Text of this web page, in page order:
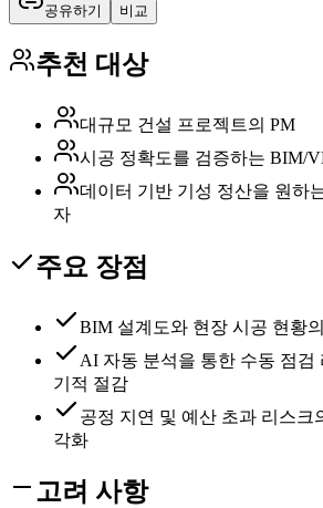
공유하기 비교
추천 대상
대규모 건설 프로젝트의 PM
시공 정확도를 검증하는 BIM/
데이터 기반 기성 정산을 원하
자
주요 장점
BIM 설계도와 현장 시공 현황
AI 자동 분석을 통한 수동 점검
기적 절감
공정 지연 및 예산 초과 리스크
각화
고려 사항